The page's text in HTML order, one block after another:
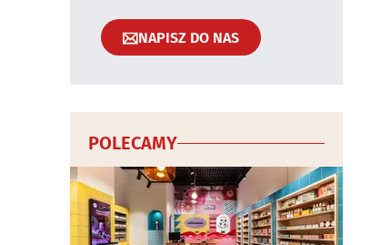
NAPISZ DO NAS
POLECAMY